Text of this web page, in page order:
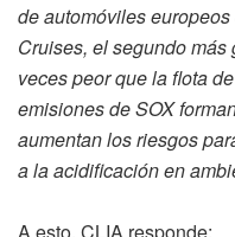
de automóviles europeos
Cruises, el segundo
veces peor que la flota
emisiones de SOX
aumentan los riesgos
a la acidificación en
A esto, CLIA responde: